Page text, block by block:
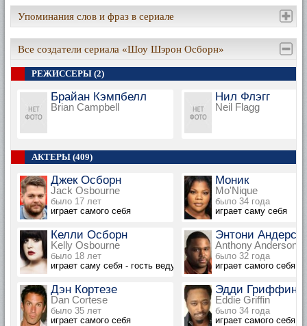
Упоминания слов и фраз в сериале
Все создатели сериала «Шоу Шэрон Осборн»
РЕЖИССЕРЫ (2)
Брайан Кэмпбелл
Brian Campbell
Нил Флэгг
Neil Flagg
АКТЕРЫ (409)
Джек Осборн
Jack Osbourne
было 17 лет
играет самого себя
Моник
Mo'Nique
было 34 года
играет саму себя
Келли Осборн
Kelly Osbourne
было 18 лет
играет саму себя - гость ведущая
Энтони
Anthony Anderson
было 32 года
играет самого себя
Дэн Кортезе
Dan Cortese
было 35 лет
играет самого себя
Эдди Гриффин
Eddie Griffin
было 34 года
играет самого себя